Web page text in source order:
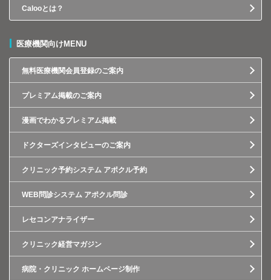
Calooとは？
医療機関向けMENU
無料医療機関会員登録のご案内
プレミアム掲載のご案内
漫画でわかるプレミアム掲載
ドクターズインタビューのご案内
クリニック予約システム アポクル予約
WEB問診システム アポクル問診
レセコンアナライザー
クリニック経営マガジン
病院・クリニック ホームページ制作